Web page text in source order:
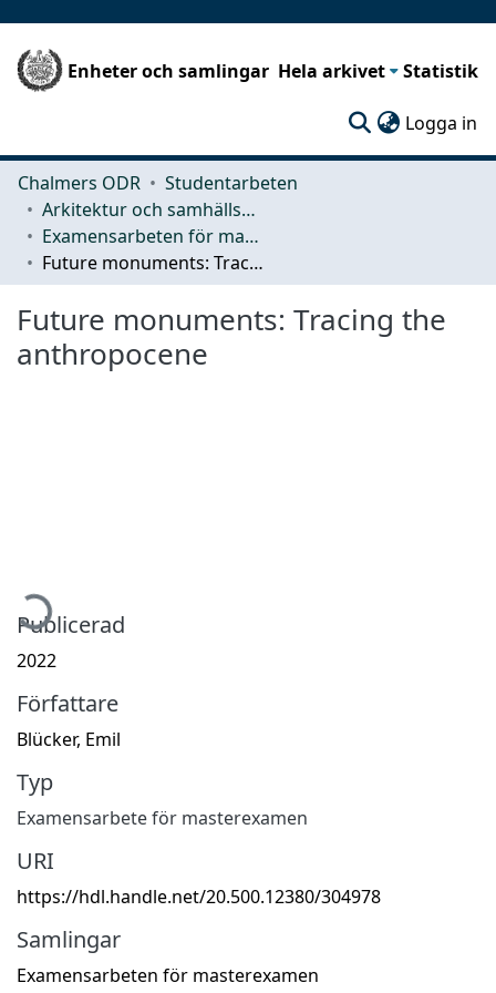
Enheter och samlingar Hela arkivet Statistik
Logga in
Chalmers ODR
Studentarbeten
Arkitektur och samhällsbyggnadsteknik (ACE)
Examensarbeten för masterexamen
Future monuments: Tracing the anthropocene
Future monuments: Tracing the
anthropocene
Publicerad
2022
Författare
Blücker, Emil
Typ
Examensarbete för masterexamen
URI
https://hdl.handle.net/20.500.12380/304978
Samlingar
Examensarbeten för masterexamen